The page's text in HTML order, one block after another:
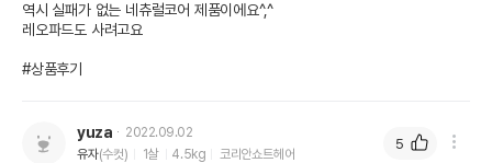
역시 실패가 없는 네츄럴코어 제품이에요^,^
레오파드도 사려고요
#상품후기
yuza
2022.09.02
유자(수컷) 1살 4.5kg 코리안쇼트헤어
5